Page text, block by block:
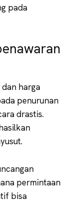
pada
harga
penurunan
drastis.
permintaan
bisa